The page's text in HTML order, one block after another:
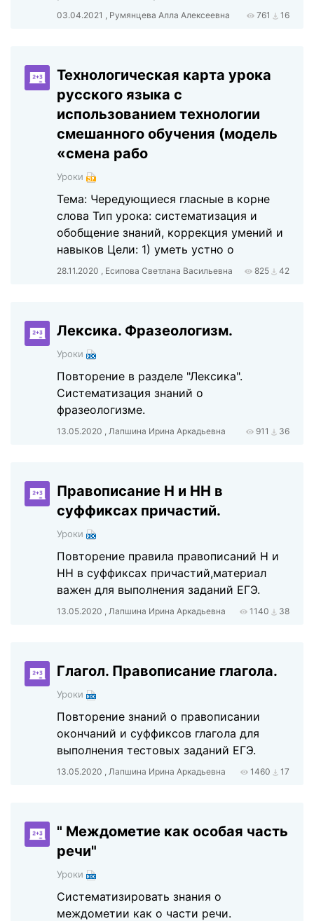
03.04.2021 , Румянцева Алла Алексеевна 761 16
Технологическая карта урока
русского языка с
использованием технологии
смешанного обучения (модель
«смена рабо
Уроки
Тема: Чередующиеся гласные в корне
слова Тип урока: систематизация и
обобщение знаний, коррекция умений и
навыков Цели: 1) уметь устно о
28.11.2020 , Есипова Светлана Васильевна 825 42
Лексика. Фразеологизм.
Уроки
Повторение в разделе "Лексика".
Систематизация знаний о
фразеологизме.
13.05.2020 , Лапшина Ирина Аркадьевна 911 36
Правописание Н и НН в
суффиксах причастий.
Уроки
Повторение правила правописаний Н и
НН в суффиксах причастий,материал
важен для выполнения заданий ЕГЭ.
13.05.2020 , Лапшина Ирина Аркадьевна 1140 38
Глагол. Правописание глагола.
Уроки
Повторение знаний о правописании
окончаний и суффиксов глагола для
выполнения тестовых заданий ЕГЭ.
13.05.2020 , Лапшина Ирина Аркадьевна 1460 17
" Междометие как особая часть
речи"
Уроки
Систематизировать знания о
междометии как о части речи.